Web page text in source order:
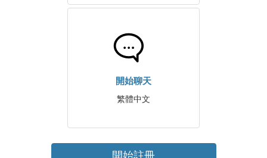
開始聊天
繁體中文
開始註冊